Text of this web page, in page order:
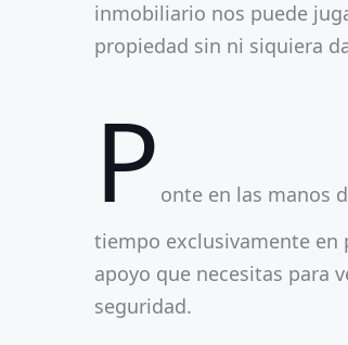
inmobiliario nos puede
propiedad sin ni siquiera
P onte en las manos
tiempo exclusivamente en
apoyo que necesitas para
seguridad.